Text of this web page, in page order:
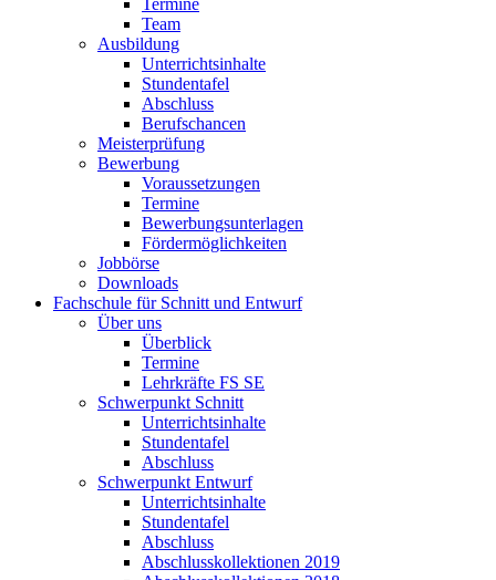
Termine
Team
Ausbildung
Unterrichtsinhalte
Stundentafel
Abschluss
Berufschancen
Meisterprüfung
Bewerbung
Voraussetzungen
Termine
Bewerbungsunterlagen
Fördermöglichkeiten
Jobbörse
Downloads
Fachschule für Schnitt und Entwurf
Über uns
Überblick
Termine
Lehrkräfte FS SE
Schwerpunkt Schnitt
Unterrichtsinhalte
Stundentafel
Abschluss
Schwerpunkt Entwurf
Unterrichtsinhalte
Stundentafel
Abschluss
Abschlusskollektionen 2019